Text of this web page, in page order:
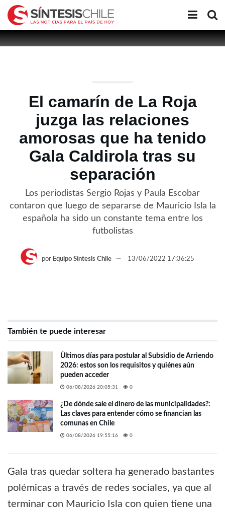
El camarín de La Roja
juzga las relaciones
amorosas que ha tenido
Gala Caldirola tras su
separación
Los periodistas Sergio Rojas y Paula Escobar
contaron que luego de separarse de Mauricio Isla la
española ha sido un constante tema entre los
futbolistas
por Equipo Síntesis Chile 13/06/2022 17:36:25
También te puede interesar
Últimos días para postular al Subsidio de Arriendo
2026: estos son los requisitos y quiénes aún
pueden acceder
06/08/2026 20:05:31 0
¿De dónde sale el dinero de las municipalidades?:
Las claves para entender cómo se financian las
comunas en Chile
06/08/2026 19:55:16 0
Gala tras quedar soltera ha generado bastantes
polémicas a través de redes sociales, ya que al
terminar con Mauricio Isla con quien tiene una